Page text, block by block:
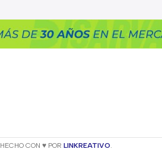
CON ♥ POR LINKREATIVO.